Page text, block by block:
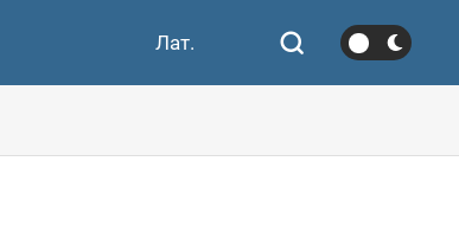
Лат.